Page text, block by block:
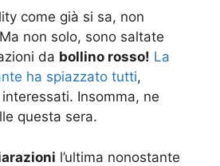
come già si sa, non
non solo, sono saltate
da bollino rosso! La
ha spiazzato tutti,
Insomma, ne
questa sera.
l’ultima nonostante